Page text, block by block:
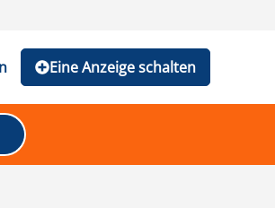
Eine Anzeige schalten